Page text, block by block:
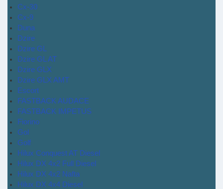
Cx-30
Cx-9
Duna
Dzire
Dzire GL
Dzire GL AT
Dzire GLX
Dzire GLX AMT
Escort
FASTBACK AUDACE
FASTBACK IMPETUS
Fiorino
Gol
Golf
Hilux Conquest AT Diesel
Hilux DX 4x2 Full Diesel
Hilux DX 4x2 Nafta
Hilux DX 4x4 Diesel